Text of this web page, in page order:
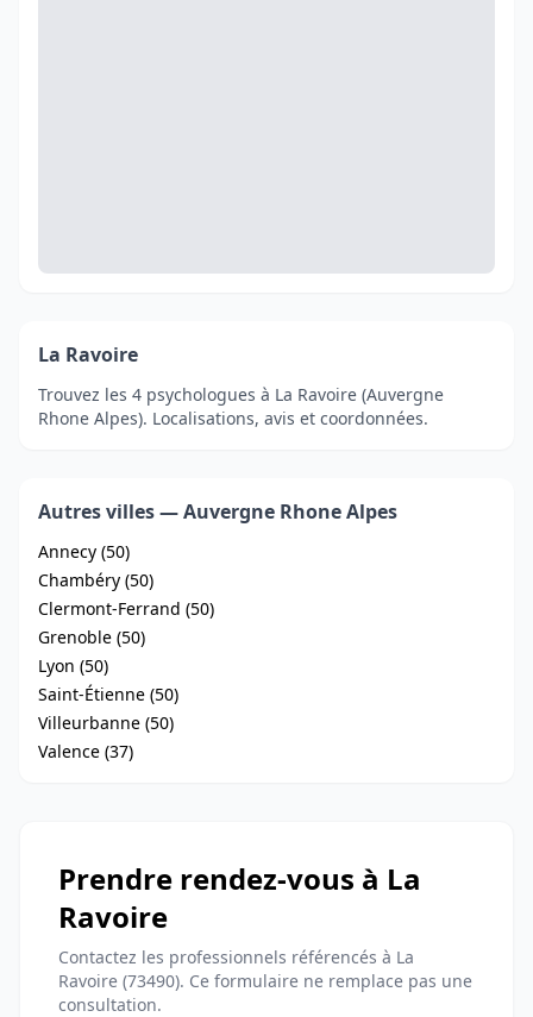
La Ravoire
Trouvez les 4 psychologues à La Ravoire (Auvergne
Rhone Alpes). Localisations, avis et coordonnées.
Autres villes — Auvergne Rhone Alpes
Annecy (50)
Chambéry (50)
Clermont-Ferrand (50)
Grenoble (50)
Lyon (50)
Saint-Étienne (50)
Villeurbanne (50)
Valence (37)
Prendre rendez-vous à La
Ravoire
Contactez les professionnels référencés à La
Ravoire (73490). Ce formulaire ne remplace pas une
consultation.